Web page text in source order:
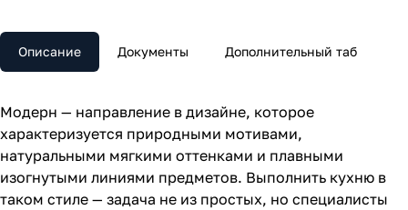
Описание Документы Дополнительный таб
Модерн — направление в дизайне, которое
характеризуется природными мотивами,
натуральными мягкими оттенками и плавными
изогнутыми линиями предметов. Выполнить кухню в
таком стиле — задача не из простых, но специалисты